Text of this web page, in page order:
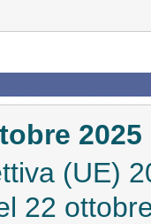
2025
(UE)
22